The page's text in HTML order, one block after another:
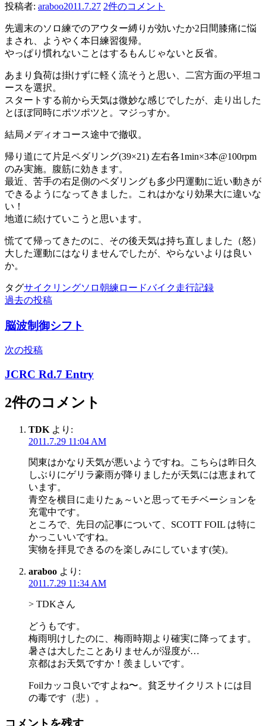
投稿者: araboo2011.7.27 2件のコメント
先週末のソロ練でのアウター縛りが効いたか2日間膝痛に悩
まされ、ようやく本日練習復帰。
やっぱり慣れないことはするもんじゃないと反省。
あまり負荷は掛けずに軽く流そうと思い、二宮方面の平坦コ
ースを選択。
スタートする前から天気は微妙な感じでしたが、走り出した
とほぼ同時にポツポツと。マジっすか。
結局メディオコース途中で撤収。
帰り道にて片足ペダリング(39×21) 左右各1min×3本@100rpm
のみ実施。腹筋に効きます。
最近、苦手の右足側のペダリングも多少円運動に近い動きが
できるようになってきました。これはかなり効果大に違いな
い！
地道に続けていこうと思います。
慌てて帰ってきたのに、その後天気は持ち直しました（怒）
大した運動にはなりませんでしたが、やらないよりは良い
か。
タグサイクリングソロ朝練 ロードバイク走行記録
投
稿
ビ
ゲ
ー
過去の投稿
脳波制御シフト
次の投稿
JCRC Rd.7 Entry
2件のコメント
TDK より:
2011.7.29 11:04 AM
関東はかなり天気が悪いようですね。こちらは昨日久
しぶりにゲリラ豪雨が降りましたが天気には恵まれて
います。
青空を横目に走りたぁ～いと思ってモチベーションを
充電中です。
ところで、先日の記事について、SCOTT FOIL は特に
かっこいいですね。
実物を拝見できるのを楽しみにしています(笑)。
araboo より:
2011.7.29 11:34 AM
> TDKさん
どうもです。
梅雨明けしたのに、梅雨時期より確実に降ってます。
暑さは大したことありませんが湿度が…
京都はお天気ですか！羨ましいです。
Foilカッコ良いですよね〜。貧乏サイクリストには目
の毒です（悲）。
コメントを残す